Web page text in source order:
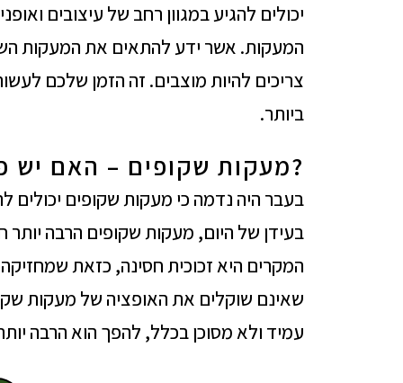
יכולים להגיע במגוון רחב של עיצובים
המעקות. אשר ידע להתאים את המעקות
צריכים להיות מוצבים. זה הזמן שלכם
ביותר.
?מעקות שקופים – האם יש
בעבר היה נדמה כי מעקות שקופים יכולים
בעידן של היום, מעקות שקופים הרבה יותר
המקרים היא זכוכית חסינה, כזאת
שאינם שוקלים את האופציה של מעקות
עמיד ולא מסוכן בכלל, להפך הוא הרבה